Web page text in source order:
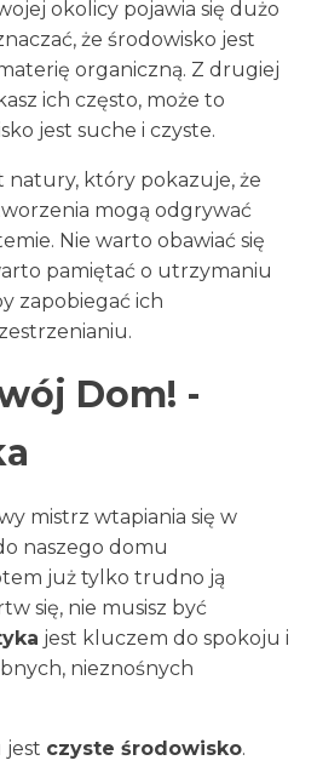
okolicy pojawia się dużo
że środowisko jest
organiczną. Z drugiej
ich często, może to
jest suche i czyste.
który pokazuje, że
mogą odgrywać
Nie warto obawiać się
pamiętać o utrzymaniu
zapobiegać ich
Dom! -
mistrz wtapiania się w
naszego domu
już tylko trudno ją
się, nie musisz być
jest kluczem do spokoju i
nieznośnych
jest czyste środowisko.